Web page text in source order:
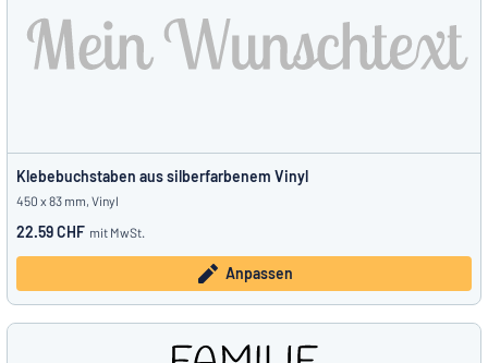
Klebebuchstaben aus silberfarbenem Vinyl
450 x 83 mm, Vinyl
22.59 CHF mit MwSt.
Anpassen